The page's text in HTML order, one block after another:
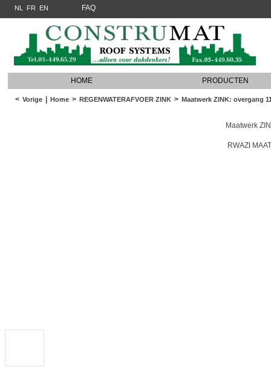
NL FR EN FAQ
HOME PRODUCTEN
< Vorige Home > REGENWATERAFVOER ZINK > Maatwerk ZINK: overgang
Maatwerk
RWAZI